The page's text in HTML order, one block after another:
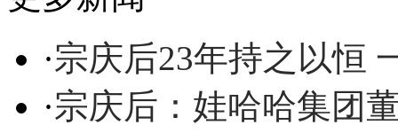
·宗庆后23年持之以恒
·宗庆后：娃哈哈集团